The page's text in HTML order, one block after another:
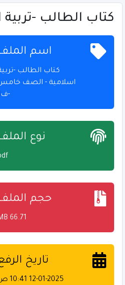
كتاب الطالب -تربية
اسم
كتاب الطالب -
اسلامية - الصف
-ف1
نوع
حجم
66.71 MB
تاريخ
12-01-2025 10:41 ص